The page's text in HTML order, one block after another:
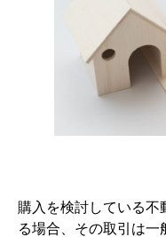
購入を検討している不
る場合、その取引は